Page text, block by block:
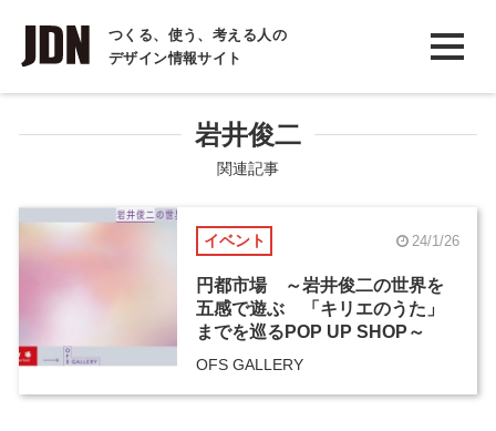
つくる、使う、考える人の
デザイン情報サイト
INTERVIEW
インタビュー
COLUMN
岩井俊二
関連記事
イベント 24/1/26
円都市場 ～岩井俊二の世界を
五感で遊ぶ 「キリエのうた」
までを巡るPOP UP SHOP～
OFS GALLERY